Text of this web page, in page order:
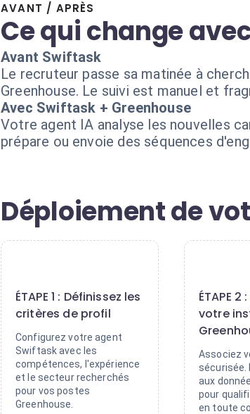
AVANT / APRÈS
Ce qui change
Avant Swiftask
Le recruteur passe sa matinée à
Greenhouse. Le suivi est manuel et
Avec Swiftask + Greenhouse
Votre agent IA analyse les nouvelles
prépare ou envoie des séquences
Déploiement de
ÉTAPE 1 : Définissez les
critères de profil
Configurez votre agent
Swiftask avec les
compétences, l'expérience
et le secteur recherchés
pour vos postes
Greenhouse.
ÉTAPE
votre
Associez
sécurisée.
aux
pour
en toute